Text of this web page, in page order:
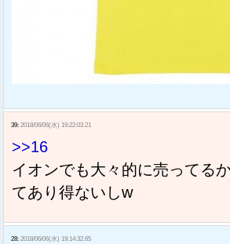
39: 2018/06/06(水) 19:22:03.21
>>16
イオンでも大々的に売ってる
てあり得ないしw
28: 2018/06/06(水) 19:14:32.65